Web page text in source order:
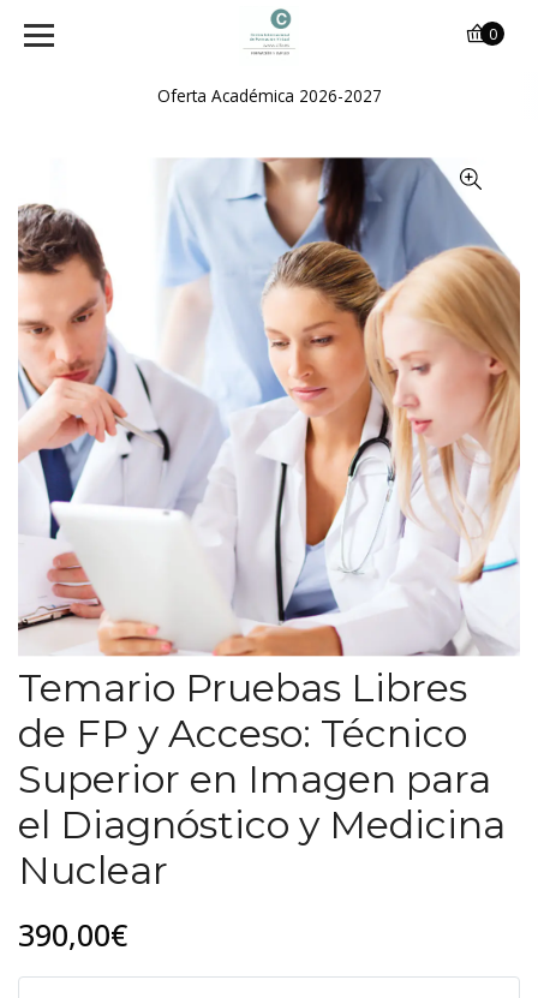
Oferta Académica 2026-2027
0
Temario Pruebas Libres
de FP y Acceso: Técnico
Superior en Imagen para
el Diagnóstico y Medicina
Nuclear
390,00€